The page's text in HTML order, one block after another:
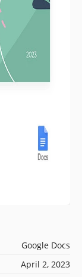
Google Docs
April 2, 2023